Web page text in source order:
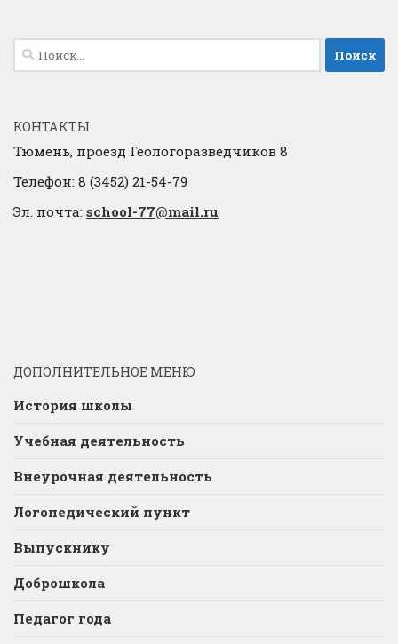
Найти:
КОНТАКТЫ
Тюмень, проезд Геологоразведчиков 8
Телефон: 8 (3452) 21-54-79
Эл. почта: school-77@mail.ru
ДОПОЛНИТЕЛЬНОЕ МЕНЮ
История школы
Учебная деятельность
Внеурочная деятельность
Логопедический пункт
Выпускнику
Доброшкола
Педагог года